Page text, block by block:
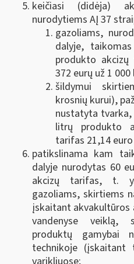
keičiasi (didėja)
nurodytiems AĮ 37
gazoliams,
dalyje,
produkto
372 eurų už 1
šildymui
krosnių kurui),
nustatyta
litrų produkto
tarifas 21,14
patikslinama kam
dalyje nurodytas 60
akcizų tarifas, t.
gazoliams, skirtiems
įskaitant akvakultūros
vandenyse veiklą,
produktų gamybai
technikoje (įskaitant